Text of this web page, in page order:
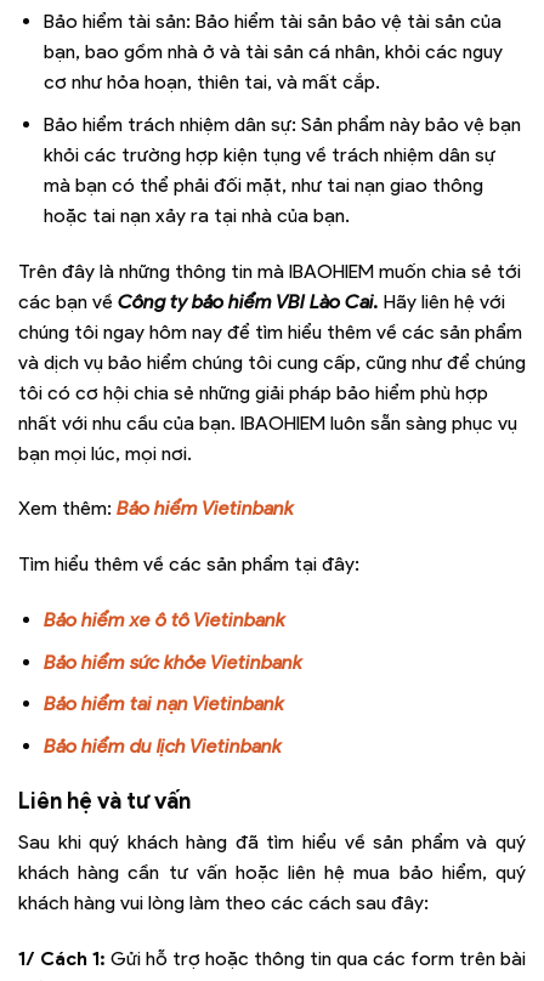
Bảo hiểm tài sản: Bảo hiểm tài sản bảo vệ tài sản của
bạn, bao gồm nhà ở và tài sản cá nhân, khỏi các nguy
cơ như hỏa hoạn, thiên tai, và mất cắp.
Bảo hiểm trách nhiệm dân sự: Sản phẩm này bảo vệ bạn
khỏi các trường hợp kiện tụng về trách nhiệm dân sự
mà bạn có thể phải đối mặt, như tai nạn giao thông
hoặc tai nạn xảy ra tại nhà của bạn.
Trên đây là những thông tin mà IBAOHIEM muốn chia sẻ tới
các bạn về Công ty bảo hiểm VBI Lào Cai. Hãy liên hệ với
chúng tôi ngay hôm nay để tìm hiểu thêm về các sản phẩm
và dịch vụ bảo hiểm chúng tôi cung cấp, cũng như để chúng
tôi có cơ hội chia sẻ những giải pháp bảo hiểm phù hợp
nhất với nhu cầu của bạn. IBAOHIEM luôn sẵn sàng phục vụ
bạn mọi lúc, mọi nơi.
Xem thêm: Bảo hiểm Vietinbank
Tìm hiểu thêm về các sản phẩm tại đây:
Bảo hiểm xe ô tô Vietinbank
Bảo hiểm sức khỏe Vietinbank
Bảo hiểm tai nạn Vietinbank
Bảo hiểm du lịch Vietinbank
Liên hệ và tư vấn
Sau khi quý khách hàng đã tìm hiểu về sản phẩm và quý
khách hàng cần tư vấn hoặc liên hệ mua bảo hiểm, quý
khách hàng vui lòng làm theo các cách sau đây:
1/ Cách 1: Gửi hỗ trợ hoặc thông tin qua các form trên bài